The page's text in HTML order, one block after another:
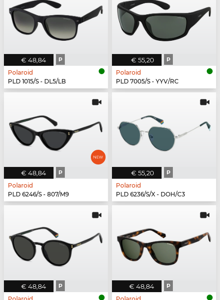
€ 48,84 P
Polaroid
PLD 1015/S - DL5/LB
€ 55,20 P
Polaroid
PLD 7005/S - YYV/RC
€ 48,84 P
Polaroid
PLD 6246/S - 807/M9
€ 55,20 P
Polaroid
PLD 6236/S/X - DOH/C3
€ 48,84 P € 48,84 P